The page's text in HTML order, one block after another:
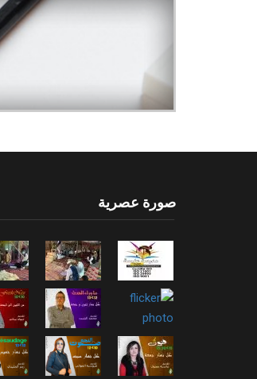
صورة عصرية